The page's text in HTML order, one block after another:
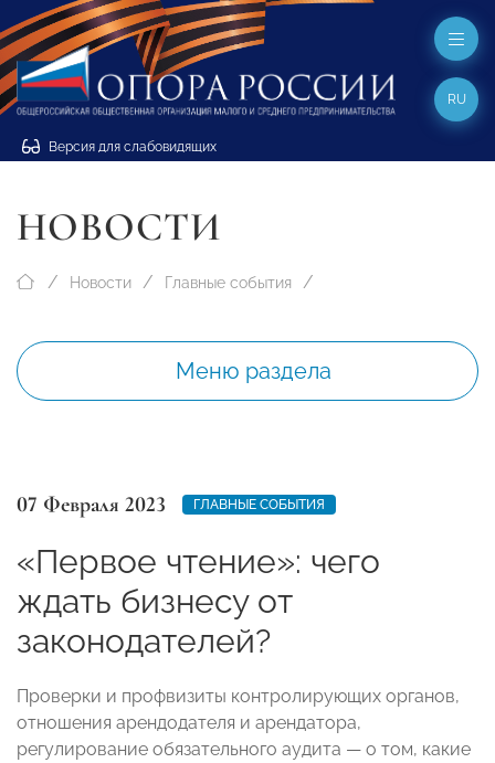
Версия для слабовидящих
RU
НОВОСТИ
Новости Главные события
Меню раздела
07 Февраля 2023 ГЛАВНЫЕ СОБЫТИЯ
«Первое чтение»: чего
ждать бизнесу от
законодателей?
Проверки и профвизиты контролирующих органов,
отношения арендодателя и арендатора,
регулирование обязательного аудита — о том, какие